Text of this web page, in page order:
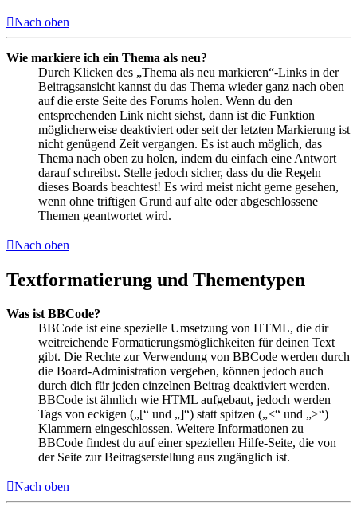
Nach oben
Wie markiere ich ein Thema als neu?
Durch Klicken des „Thema als neu markieren“-Links in der
Beitragsansicht kannst du das Thema wieder ganz nach oben
auf die erste Seite des Forums holen. Wenn du den
entsprechenden Link nicht siehst, dann ist die Funktion
möglicherweise deaktiviert oder seit der letzten Markierung ist
nicht genügend Zeit vergangen. Es ist auch möglich, das
Thema nach oben zu holen, indem du einfach eine Antwort
darauf schreibst. Stelle jedoch sicher, dass du die Regeln
dieses Boards beachtest! Es wird meist nicht gerne gesehen,
wenn ohne triftigen Grund auf alte oder abgeschlossene
Themen geantwortet wird.
Nach oben
Textformatierung und Thementypen
Was ist BBCode?
BBCode ist eine spezielle Umsetzung von HTML, die dir
weitreichende Formatierungsmöglichkeiten für deinen Text
gibt. Die Rechte zur Verwendung von BBCode werden durch
die Board-Administration vergeben, können jedoch auch
durch dich für jeden einzelnen Beitrag deaktiviert werden.
BBCode ist ähnlich wie HTML aufgebaut, jedoch werden
Tags von eckigen („[“ und „]“) statt spitzen („<“ und „>“)
Klammern eingeschlossen. Weitere Informationen zu
BBCode findest du auf einer speziellen Hilfe-Seite, die von
der Seite zur Beitragserstellung aus zugänglich ist.
Nach oben